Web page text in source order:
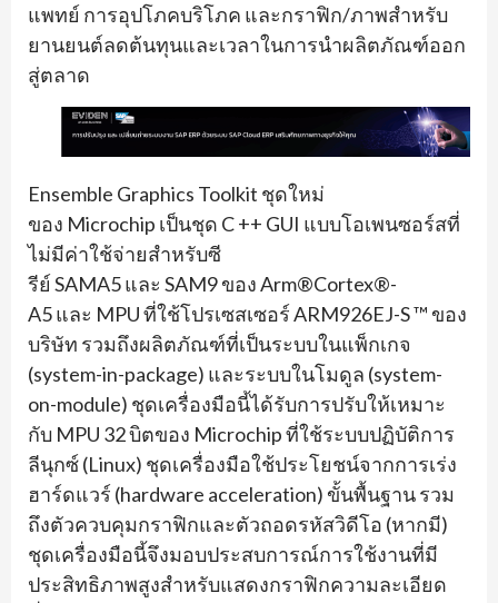
แพทย์ การอุปโภคบริโภค และกราฟิก/ภาพสำหรับ
ยานยนต์ลดต้นทุนและเวลาในการนำผลิตภัณฑ์ออก
สู่ตลาด
Ensemble Graphics Toolkit ชุดใหม่
ของ Microchip เป็นชุด C ++ GUI แบบโอเพนซอร์สที่
ไม่มีค่าใช้จ่ายสำหรับซี
รีย์SAMA5และ SAM9ของArm®Cortex®-
A5และ MPUที่ใช้โปรเซสเซอร์ARM926EJ-S ™ ของ
บริษัท รวมถึงผลิตภัณฑ์ที่เป็นระบบในแพ็กเกจ
(system-in-package) และระบบในโมดูล (system-
on-module) ชุดเครื่องมือนี้ได้รับการปรับให้เหมาะ
กับ MPU 32บิตของ Microchipที่ใช้ระบบปฏิบัติการ
ลีนุกซ์ (Linux) ชุดเครื่องมือใช้ประโยชน์จากการเร่ง
ฮาร์ดแวร์ (hardware acceleration) ขั้นพื้นฐาน รวม
ถึงตัวควบคุมกราฟิกและตัวถอดรหัสวิดีโอ (หากมี)
ชุดเครื่องมือนี้จึงมอบประสบการณ์การใช้งานที่มี
ประสิทธิภาพสูงสำหรับแสดงกราฟิกความละเอียด